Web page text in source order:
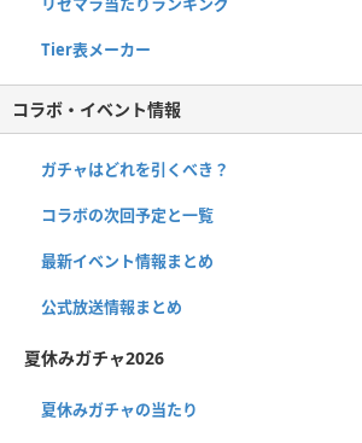
Tier表メーカー
コラボ・イベント情報
ガチャはどれを引くべき？
コラボの次回予定と一覧
最新イベント情報まとめ
公式放送情報まとめ
夏休みガチャ2026
夏休みガチャの当たり